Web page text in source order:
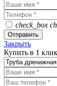
check_box
Закрыть
Купить в 1 клик